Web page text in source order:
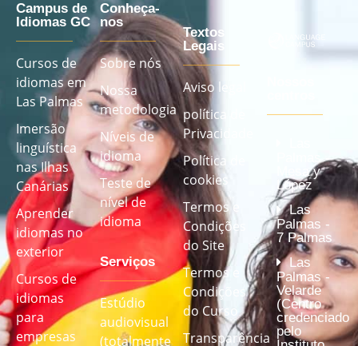
Campus de
Idiomas GC
Cursos de
idiomas em
Las Palmas
Imersão
linguística
nas Ilhas
Canárias
Aprender
idiomas no
exterior
Cursos de
idiomas
para
empresas
Conheça-
nos
Sobre nós
Nossa
metodologia
Níveis de
idioma
Teste de
nível de
idioma
Serviços
Estúdio
audiovisual
(totalmente
Textos
Legais
Aviso legal
política de
Privacidade
Política de
cookies
Termos e
Condições
do Site
Termos e
Condições
do Curso
Transparência
Palmas -
Mesa y
López
Las
Palmas -
7 Palmas
Las
Palmas -
Velarde
(Centro
credenciado
pelo